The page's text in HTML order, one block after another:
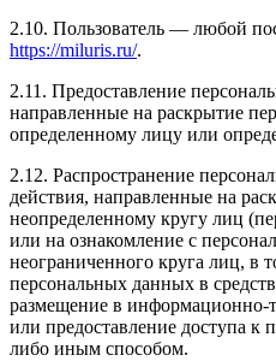
2.10. Пользователь — любой
https://miluris.ru/.
2.11. Предоставление
направленные на раскрытие
определенному лицу или
2.12. Распространение
действия, направленные на
неопределенному кругу лиц
или на ознакомление с
неограниченного круга лиц, в
персональных данных в
размещение в информационно-
или предоставление доступа
либо иным способом.